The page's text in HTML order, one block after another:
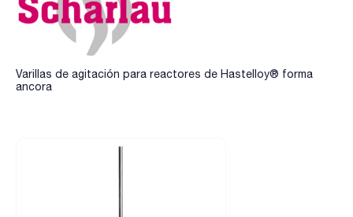
Varillas de agitación para reactores de Hastelloy® forma
ancora